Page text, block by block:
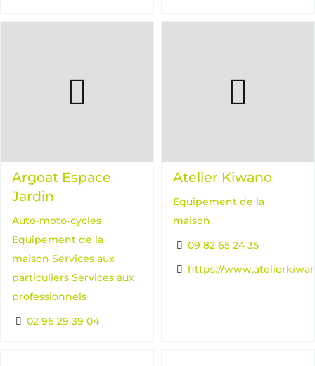
Argoat Espace
Jardin
Auto-moto-cycles
Equipement de la
maison Services aux
particuliers Services aux
professionnels
02 96 29 39 04
Atelier Kiwano
Equipement de la
maison
09 82 65 24 35
https://